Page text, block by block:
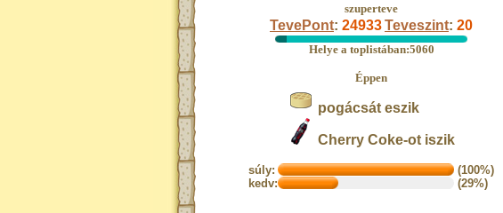
szuperteve
TevePont: 24933Teveszint: 20
Helye a toplistában:5060
Éppen
pogácsát eszik
Cherry Coke-ot iszik
súly:
(100%)
kedv:
(29%)